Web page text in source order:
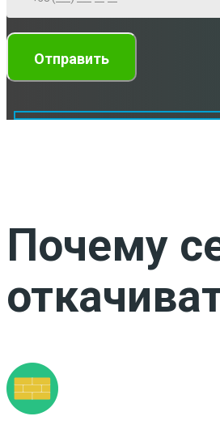
Почему